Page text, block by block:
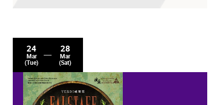
24
Mar
(Tue)
28
Mar
(Sat)